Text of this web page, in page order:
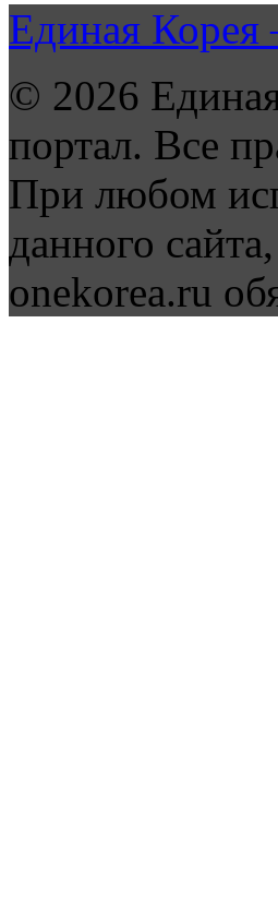
Единая Корея
© 2026
портал. Все
При любом
данного
onekorea.ru